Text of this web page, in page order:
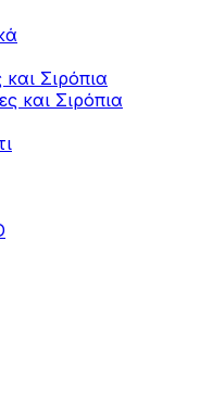
Σιρόπια
και Σιρόπια